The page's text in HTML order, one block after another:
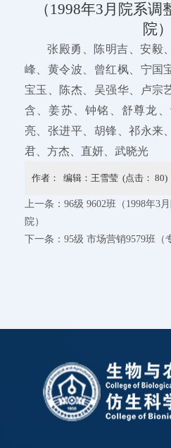
（1998年3月院系
院）
张殿勇、陈明吉、安毅
峰、黄令波、曾红枫、宁国
宝玉、陈杰、吴强华、卢宗
含、姜苏、钟铭、舒尊龙
亮、张进平、胡锋、祁永来
君、方杰、直妍、武晓光
作者： 编辑：王雪莹 (点击： 80)
上一条： 96级 9602班（1998年3
院）
下一条： 95级 市场营销9579班（